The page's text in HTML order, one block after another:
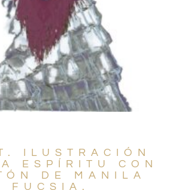
ILUSTRACIÓN
ESPÍRITU CON
DE MANILA
FUCSIA.